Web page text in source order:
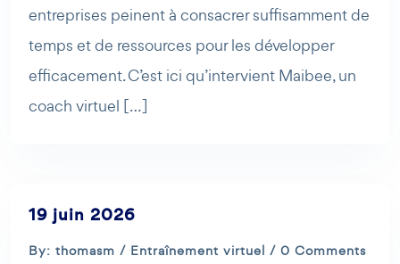
entreprises peinent à consacrer suffisamment de
temps et de ressources pour les développer
efficacement. C’est ici qu’intervient Maibee, un
coach virtuel […]
19 juin 2026
By: thomasm / Entraînement virtuel / 0 Comments